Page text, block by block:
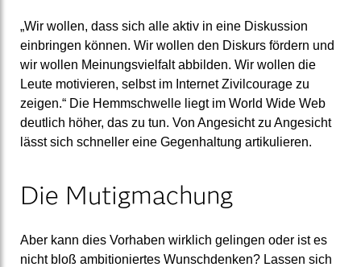
„Wir wollen, dass sich alle aktiv in eine Diskussion
einbringen können. Wir wollen den Diskurs fördern und
wir wollen Meinungsvielfalt abbilden. Wir wollen die
Leute motivieren, selbst im Internet Zivilcourage zu
zeigen.“ Die Hemmschwelle liegt im World Wide Web
deutlich höher, das zu tun. Von Angesicht zu Angesicht
lässt sich schneller eine Gegenhaltung artikulieren.
Die Mutigmachung
Aber kann dies Vorhaben wirklich gelingen oder ist es
nicht bloß ambitioniertes Wunschdenken? Lassen sich